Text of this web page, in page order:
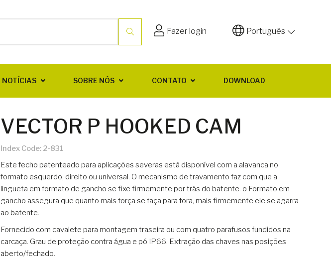
Fazer login Português
NOTÍCIAS SOBRE NÓS CONTATO DOWNLOAD
VECTOR P HOOKED CAM
Index Code: 2-831
Este fecho patenteado para aplicações severas está disponível com a alavanca no
formato esquerdo, direito ou universal. O mecanismo de travamento faz com que a
lingueta em formato de gancho se fixe firmemente por trás do batente. o Formato em
gancho assegura que quanto mais força se faça para fora, mais firmemente ele se agarra
ao batente.
Fornecido com cavalete para montagem traseira ou com quatro parafusos fundidos na
carcaça. Grau de proteção contra água e pó IP66. Extração das chaves nas posições
aberto/fechado.